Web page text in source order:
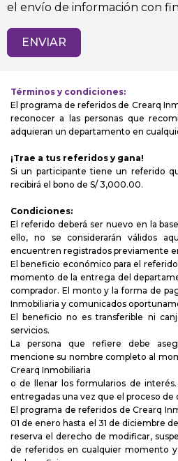
el envío de información con
ENVIAR
Términos y condiciones:
El programa de referidos de Crearq
reconocer a las personas que
adquieran un departamento en
¡Trae a tus referidos y gana!
Si un participante tiene un referido
recibirá el bono de S/ 3,000.00.
Condiciones:
El referido deberá ser nuevo en la
ello, no se considerarán válidos
encuentren registrados previamente
El beneficio económico para el
momento de la entrega del
comprador. El monto y la forma de
Inmobiliaria y comunicados
El beneficio no es transferible ni
servicios.
La persona que refiere debe
mencione su nombre completo al
Crearq Inmobiliaria
o de llenar los formularios de
entregadas una vez que el proceso de
El programa de referidos de Crearq
01 de enero hasta el 31 de diciembre
reserva el derecho de modificar,
de referidos en cualquier momento